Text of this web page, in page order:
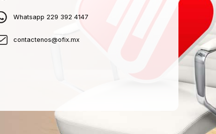
Whatsapp 229 392 4147
contactenos@ofix.mx